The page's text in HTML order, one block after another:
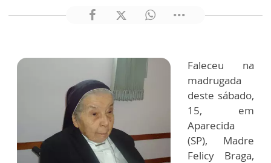
Faleceu na
madrugada
deste sábado,
15, em
Aparecida
(SP), Madre
Felicy Braga,